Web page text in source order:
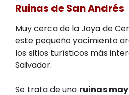
Ruinas de San Andrés
Muy cerca de la Joya de
este pequeño yacimiento
los sitios turísticos más
Salvador.
Se trata de una ruinas